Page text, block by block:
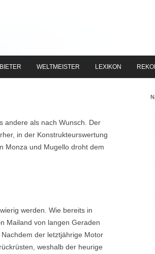
Inhalt
WELTMEISTER LEXIKON
andere als nach Wunsch. Der
in der Konstrukteurswertung
Monza und Mugello droht dem
werden. Wie bereits in
Mailand von langen Geraden
der letztjährige Motor
weshalb der heurige